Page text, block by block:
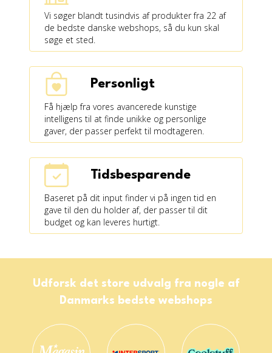
Vi søger blandt tusindvis af produkter fra 22 af
de bedste danske webshops, så du kun skal
søge et sted.
Personligt
Få hjælp fra vores avancerede kunstige
intelligens til at finde unikke og personlige
gaver, der passer perfekt til modtageren.
Tidsbesparende
Baseret på dit input finder vi på ingen tid en
gave til den du holder af, der passer til dit
budget og kan leveres hurtigt.
Udforsk det store udvalg fra nogle af
Danmarks bedste webshops